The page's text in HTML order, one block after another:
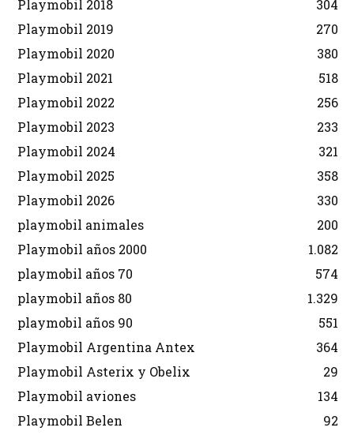
Playmobil 2018
304
Playmobil 2019
270
Playmobil 2020
380
Playmobil 2021
518
Playmobil 2022
256
Playmobil 2023
233
Playmobil 2024
321
Playmobil 2025
358
Playmobil 2026
330
playmobil animales
200
Playmobil años 2000
1.082
playmobil años 70
574
playmobil años 80
1.329
playmobil años 90
551
Playmobil Argentina Antex
364
Playmobil Asterix y Obelix
29
Playmobil aviones
134
Playmobil Belen
92